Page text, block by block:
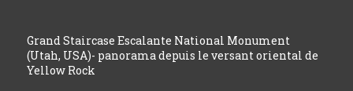
Grand Staircase Escalante National Monument
(Utah, USA)- panorama depuis le versant oriental de
Yellow Rock